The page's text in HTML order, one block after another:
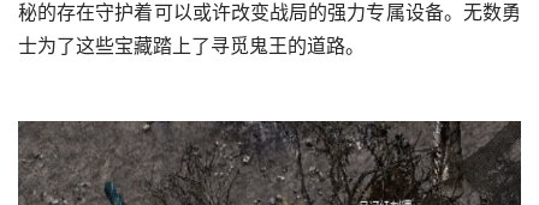
秘的存在守护着可以或许改变战局的强力专属设备。无数勇
士为了这些宝藏踏上了寻觅鬼王的道路。